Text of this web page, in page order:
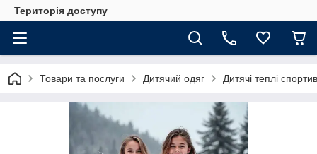
Територія доступу
Товари та послуги Дитячий одяг Дитячі теплі